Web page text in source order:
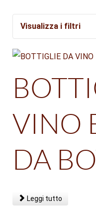
Visualizza i filtri
Settori
Tipologie
Tutto AB DE H K
VINO
DA
Leggi tutto